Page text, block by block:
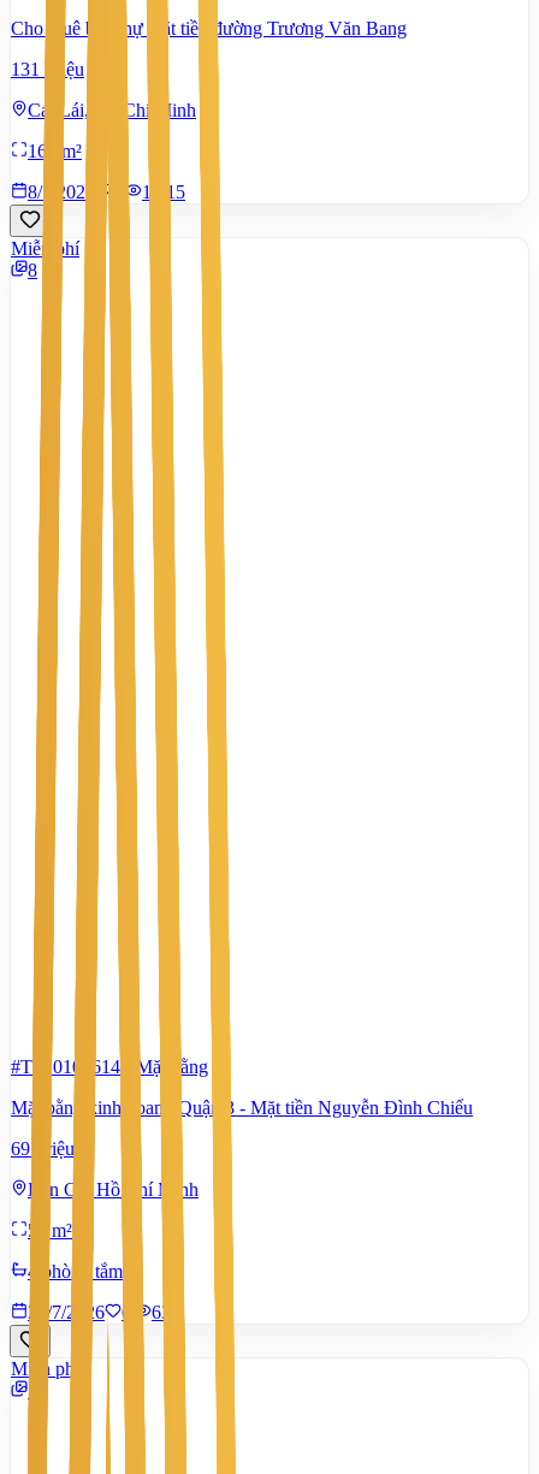
Cho thuê biệt thự mặt tiền đường Trương Văn Bang
131 Triệu
Cát Lái, Hồ Chí Minh
160 m²
8/7/2026
1.515
Miễn phí
8
#TS10102614
Mặt bằng
Mặt bằng kinh doanh Quận 3 - Mặt tiền Nguyễn Đình Chiểu
69 Triệu
Bàn Cờ, Hồ Chí Minh
52 m²
4 phòng tắm
29/7/2026
0 635
Miễn phí
1